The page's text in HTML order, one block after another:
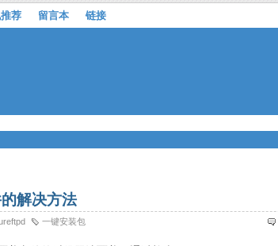
荐 留言本 链接
解决方法
一键安装包